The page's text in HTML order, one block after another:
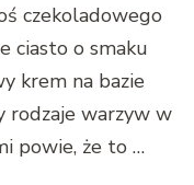
czekoladowego
ciasto o smaku
krem na bazie
rodzaje warzyw w
powie, że to …